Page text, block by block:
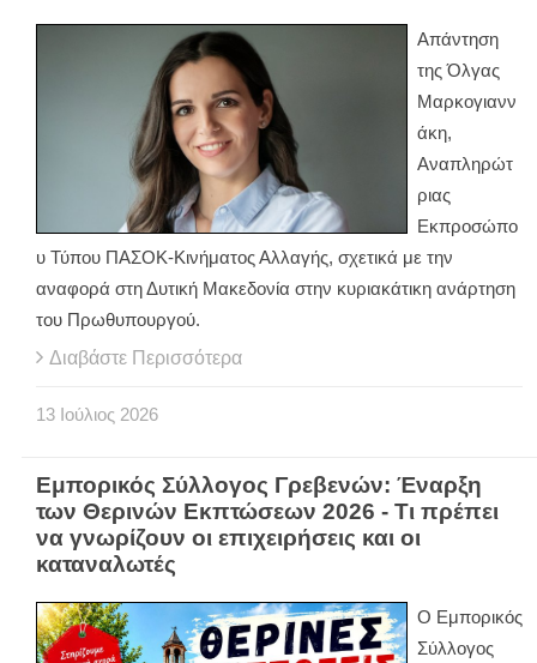
Απάντηση
της Όλγας
Μαρκογιανν
άκη,
Αναπληρώτ
ριας
Εκπροσώπο
υ Τύπου ΠΑΣΟΚ-Κινήματος Αλλαγής, σχετικά με την
αναφορά στη Δυτική Μακεδονία στην κυριακάτικη ανάρτηση
του Πρωθυπουργού.
Διαβάστε Περισσότερα
13 Ιούλιος 2026
Εμπορικός Σύλλογος Γρεβενών: Έναρξη
των Θερινών Εκπτώσεων 2026 - Τι πρέπει
να γνωρίζουν οι επιχειρήσεις και οι
καταναλωτές
Ο Εμπορικός
Σύλλογος